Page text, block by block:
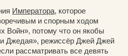
Императора, которое
и спорным ходом
Войн», потому что он якобы
Джедая», режиссёр Джей Джей
рассматривать все девять